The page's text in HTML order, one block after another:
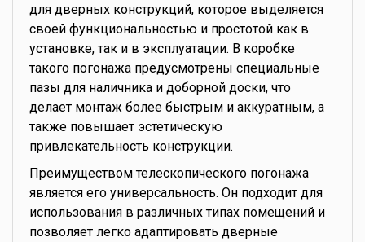
для дверных конструкций, которое выделяется
своей функциональностью и простотой как в
установке, так и в эксплуатации. В коробке
такого погонажа предусмотрены специальные
пазы для наличника и доборной доски, что
делает монтаж более быстрым и аккуратным, а
также повышает эстетическую
привлекательность конструкции.
Преимуществом телескопического погонажа
является его универсальность. Он подходит для
использования в различных типах помещений и
позволяет легко адаптировать дверные